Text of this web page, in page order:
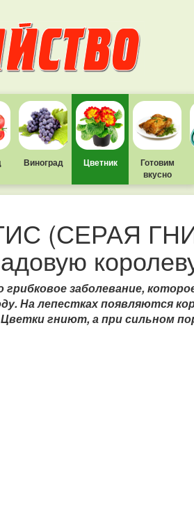
Виноград Цветник
Готовим
вкусно
(СЕРАЯ
заболевание,
На лепестках появляются
гниют, а при сильном